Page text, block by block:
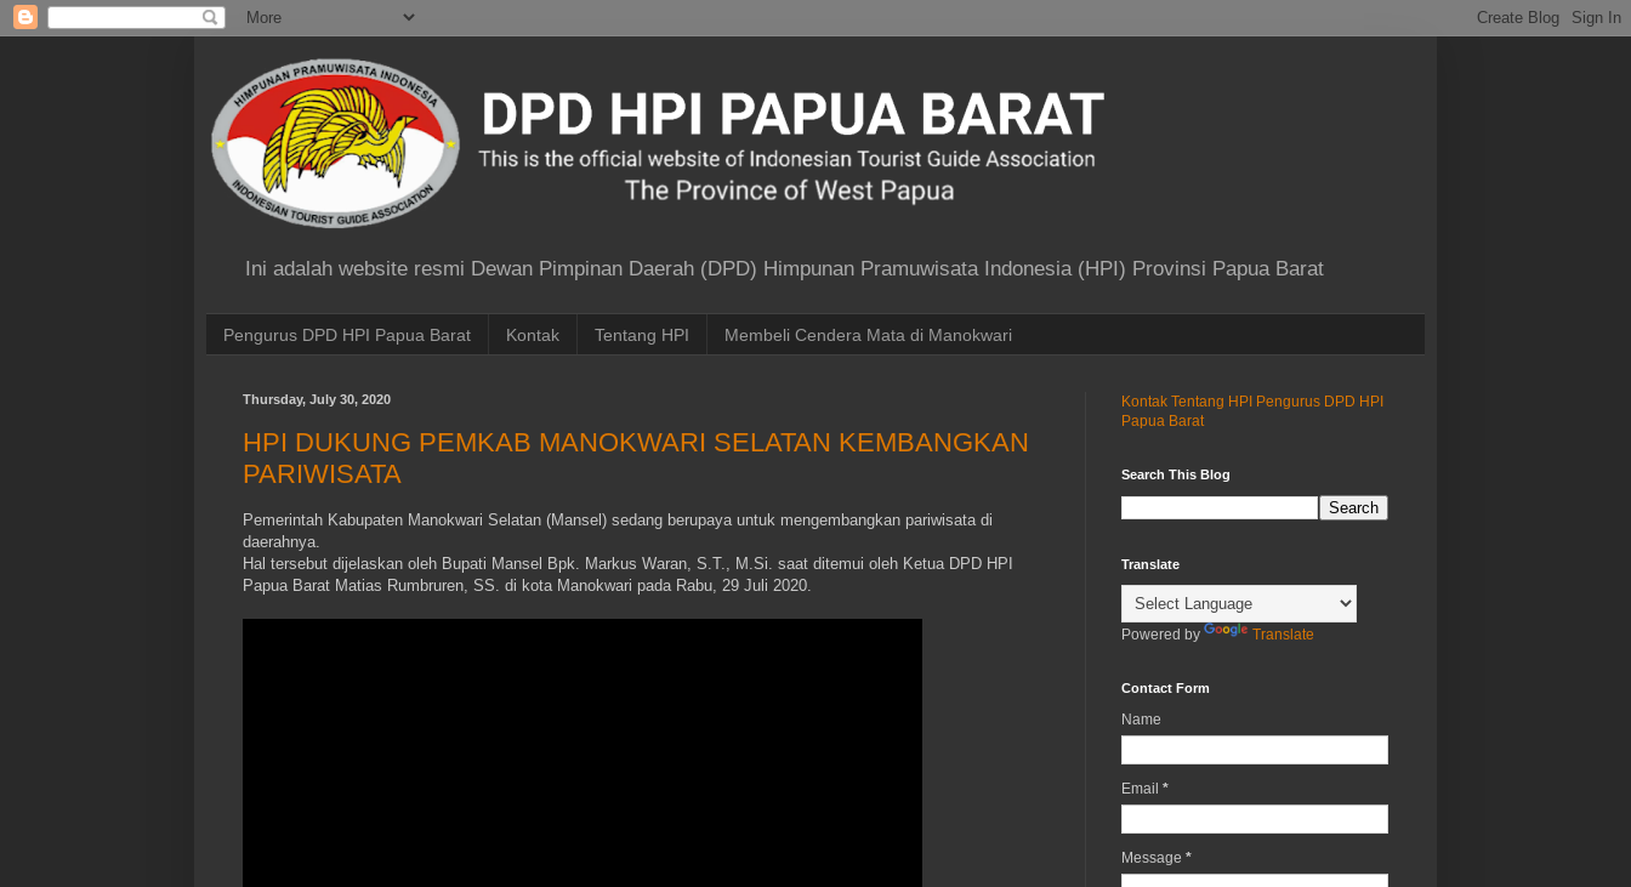
Ini adalah website resmi Dewan Pimpinan Daerah (DPD) Himpunan Pramuwisata Indonesia (HPI) Provinsi Papua Barat
Pengurus DPD HPI Papua Barat Kontak Tentang HPI Membeli Cendera Mata di Manokwari
Thursday, July 30, 2020
HPI DUKUNG PEMKAB MANOKWARI SELATAN KEMBANGKAN
PARIWISATA
Pemerintah Kabupaten Manokwari Selatan (Mansel) sedang berupaya untuk mengembangkan pariwisata di
daerahnya.
Hal tersebut dijelaskan oleh Bupati Mansel Bpk. Markus Waran, S.T., M.Si. saat ditemui oleh Ketua DPD HPI
Papua Barat Matias Rumbruren, SS. di kota Manokwari pada Rabu, 29 Juli 2020.
Kontak Tentang HPI Pengurus DPD HPI
Papua Barat
Search This Blog
Translate
Powered by Translate
Contact Form
Name
Email *
Message *